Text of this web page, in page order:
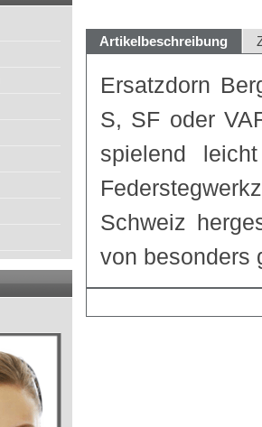
Artikelbeschreibung
Ersatzdorn
S, SF oder
spielend
Schweiz
von besonders